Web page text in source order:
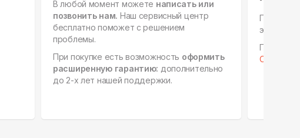
В любой момент можете написать или
позвонить нам. Наш сервисный центр
бесплатно поможет с решением
проблемы.
При покупке есть возможность оформить
расширенную гарантию: дополнительно
до 2-х лет нашей поддержки.
этапах,
Готовы к